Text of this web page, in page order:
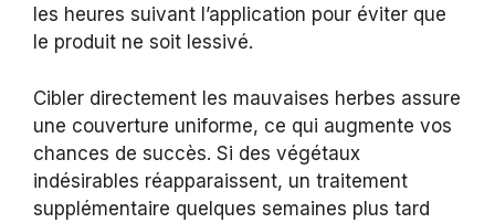
les heures suivant l’application pour éviter que
le produit ne soit lessivé.
Cibler directement les mauvaises herbes assure
une couverture uniforme, ce qui augmente vos
chances de succès. Si des végétaux
indésirables réapparaissent, un traitement
supplémentaire quelques semaines plus tard